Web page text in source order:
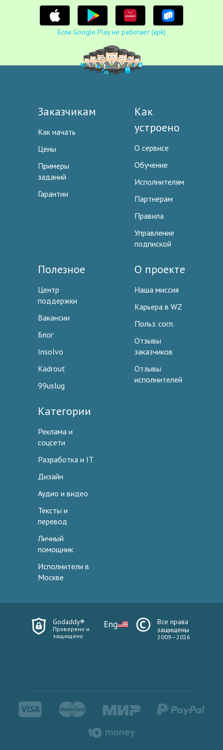
Если Google Play не работает (apk)
Заказчикам
Как начать
Цены
Примеры
заданий
Гарантии
Как
устроено
О сервисе
Обучение
Исполнителям
Партнерам
Правила
Управление
подпиской
Полезное
Центр
поддержки
Вакансии
Блог
Insolvo
Kadrout
99uslug
О проекте
Наша миссия
Карьера в WZ
Польз. согл.
Отзывы
заказчиков
Отзывы
исполнителей
Категории
Реклама и
соцсети
Разработка и IT
Дизайн
Аудио и видео
Тексты и
перевод
Личный
помощник
Исполнители в
Москве
Godaddy®
Проверено и
защищено
Eng
Все права
защищены
2009—2026